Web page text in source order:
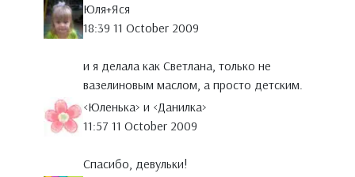
Юля+Яся
18:39 11 October 2009
и я делала как Светлана, только не
вазелиновым маслом, а просто детским.
<Юленька> и <Данилка>
11:57 11 October 2009
Спасибо, девульки!